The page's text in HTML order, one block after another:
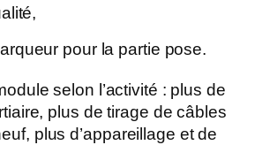
pour la partie pose.
selon l’activité : plus de
plus de tirage de câbles
plus d’appareillage et de